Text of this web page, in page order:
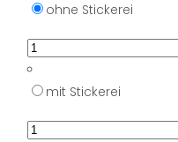
ohne Stickerei
mit Stickerei